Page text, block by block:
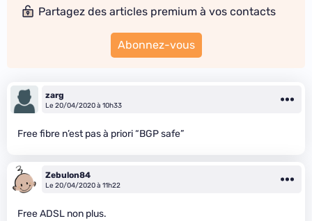
Partagez des articles premium à vos contacts
Abonnez-vous
zarg
Le 20/04/2020 à 10h33
Free fibre n’est pas à priori “BGP safe”
Zebulon84
Le 20/04/2020 à 11h22
Free ADSL non plus.